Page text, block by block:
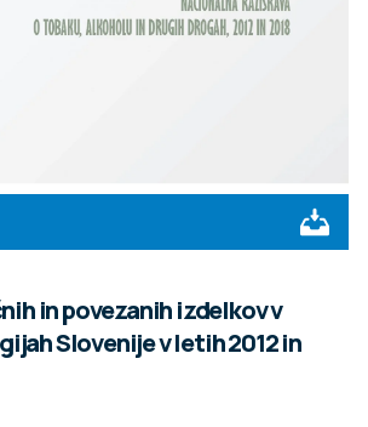
in povezanih izdelkov v
Slovenije v letih 2012 in